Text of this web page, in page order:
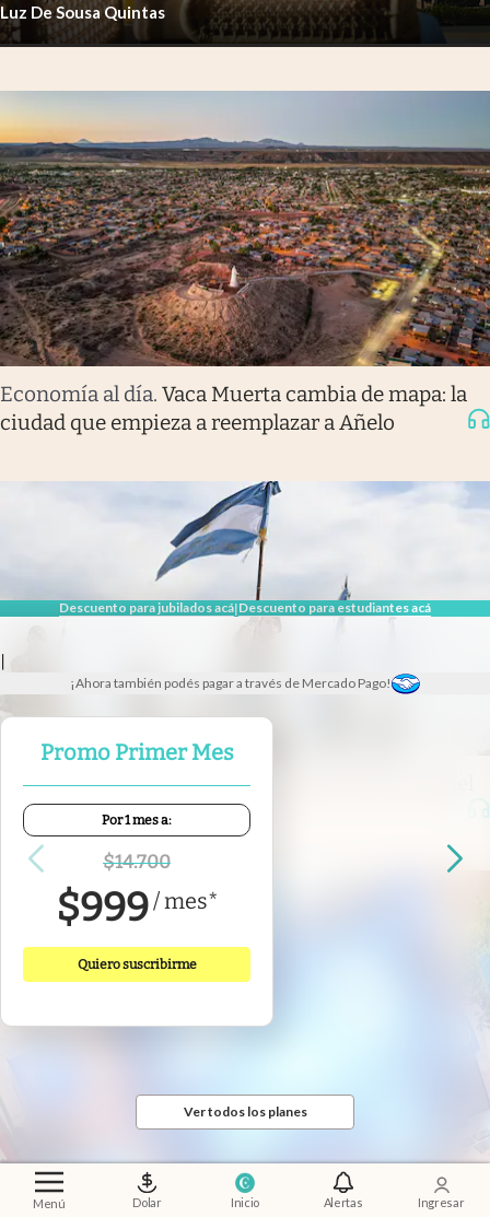
Menú Dolar Inicio Alertas Ingresar
Descuento para jubilados acá|Descuento para estudiantes acá
|
¡Ahora también podés pagar a través de Mercado Pago!
Promo Primer Mes
Por 1 mes a:
$14.700
$999/mes*
Quiero suscribirme
Ver todos los planes
Luz De Sousa Quintas
Economía al día. Vaca Muerta cambia de mapa: la
ciudad que empieza a reemplazar a Añelo
Economía al día.Fuerzas Armadas: la otra cara del
reequipamiento militar